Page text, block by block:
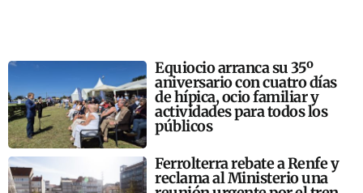
Equiocio arranca su 35º
aniversario con cuatro días
de hípica, ocio familiar y
actividades para todos los
públicos
Ferrolterra rebate a Renfe y
reclama al Ministerio una